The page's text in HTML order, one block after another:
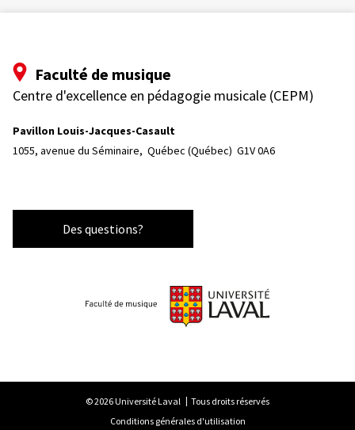
Faculté de musique
Centre d'excellence en pédagogie musicale (CEPM)
Pavillon Louis-Jacques-Casault
1055, avenue du Séminaire, Québec (Québec)  G1V 0A6
Des questions?
© 2026 Université Laval
Tous droits réservés
Conditions générales d'utilisation